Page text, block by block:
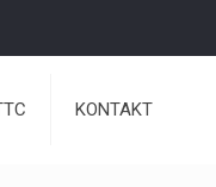
KONTAKT